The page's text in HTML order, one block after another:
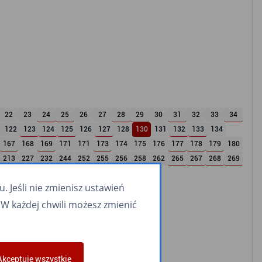
22 23 24 25 26 27 28 29 30 31 32 33
34
122 123 124 125 126 127 128 130 131 132 133
134
167 168 169 171 171 173 174 175 176 177 178 179
180
213 227 232 244 252 255 256 258 262 265 267 268
269
Jeśli nie zmienisz ustawień
każdej chwili możesz zmienić
wszystkie